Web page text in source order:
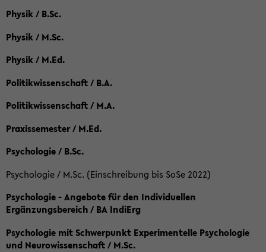
Physik / B.Sc.
Physik / M.Sc.
Physik / M.Ed.
Politikwissenschaft / B.A.
Politikwissenschaft / M.A.
Praxissemester / M.Ed.
Psychologie / B.Sc.
Psychologie / M.Sc. (Einschreibung bis SoSe 2022)
Psychologie - Angebote für den Individuellen
Ergänzungsbereich / BA IndiErg
Psychologie mit Schwerpunkt Experimentelle Psychologie
und Neurowissenschaft / M.Sc.